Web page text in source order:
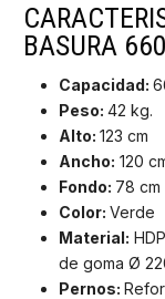
BASURA
Capacidad:
Peso: 42 kg.
Alto: 123 cm
Ancho: 120
Fondo: 78 cm
Color: Verde
Material:
de goma Ø
Pernos: